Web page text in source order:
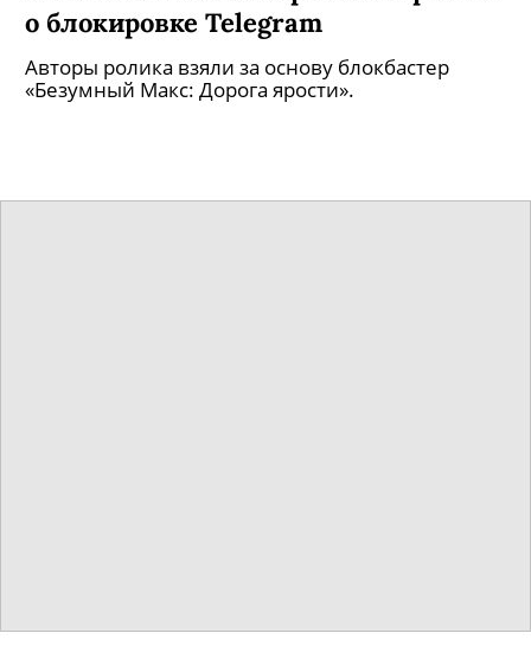
о блокировке Telegram
Авторы ролика взяли за основу блокбастер
«Безумный Макс: Дорога ярости».